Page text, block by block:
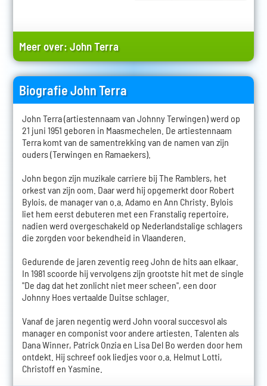
Meer over:John Terra
Biografie John Terra
John Terra (artiestennaam van Johnny Terwingen) werd op
21 juni 1951 geboren in Maasmechelen. De artiestennaam
Terra komt van de samentrekking van de namen van zijn
ouders (Terwingen en Ramaekers).
John begon zijn muzikale carriere bij The Ramblers, het
orkest van zijn oom. Daar werd hij opgemerkt door Robert
Bylois, de manager van o.a. Adamo en Ann Christy. Bylois
liet hem eerst debuteren met een Franstalig repertoire,
nadien werd overgeschakeld op Nederlandstalige schlagers
die zorgden voor bekendheid in Vlaanderen.
Gedurende de jaren zeventig reeg John de hits aan elkaar.
In 1981 scoorde hij vervolgens zijn grootste hit met de single
"De dag dat het zonlicht niet meer scheen", een door
Johnny Hoes vertaalde Duitse schlager.
Vanaf de jaren negentig werd John vooral succesvol als
manager en componist voor andere artiesten. Talenten als
Dana Winner, Patrick Onzia en Lisa Del Bo werden door hem
ontdekt. Hij schreef ook liedjes voor o.a. Helmut Lotti,
Christoff en Yasmine.